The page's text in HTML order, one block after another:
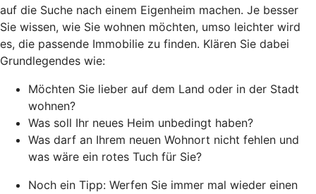
auf die Suche nach einem Eigenheim machen. Je besser
Sie wissen, wie Sie wohnen möchten, umso leichter wird
es, die passende Immobilie zu finden. Klären Sie dabei
Grundlegendes wie:
Möchten Sie lieber auf dem Land oder in der Stadt
wohnen?
Was soll Ihr neues Heim unbedingt haben?
Was darf an Ihrem neuen Wohnort nicht fehlen und
was wäre ein rotes Tuch für Sie?
Noch ein Tipp: Werfen Sie immer mal wieder einen